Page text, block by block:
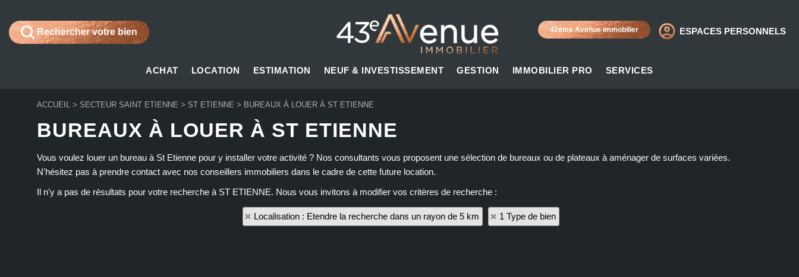
Rechercher votre bien 42ème Avenue immobilier ESPACES PERSONNELS
ACHAT LOCATION ESTIMATION NEUF & INVESTISSEMENT GESTION IMMOBILIER PRO SERVICES
ACCUEIL > SECTEUR SAINT ETIENNE > ST ETIENNE > BUREAUX À LOUER À ST ETIENNE
BUREAUX À LOUER À ST ETIENNE
Vous voulez louer un bureau à St Etienne pour y installer votre activité ? Nos consultants vous proposent une sélection de bureaux ou de plateaux à aménager de surfaces variées.
N'hésitez pas à prendre contact avec nos conseillers immobiliers dans le cadre de cette future location.
Il n'y a pas de résultats pour votre recherche à ST ETIENNE. Nous vous invitons à modifier vos critères de recherche :
Localisation : Etendre la recherche dans un rayon de 5 km 1 Type de bien